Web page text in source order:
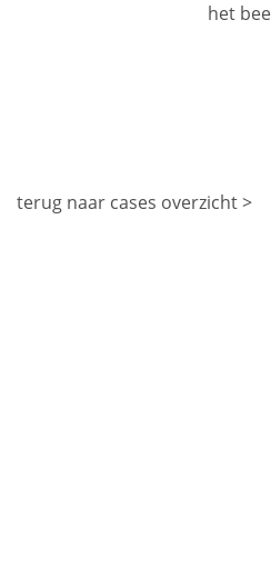
het
terug naar cases overzicht >